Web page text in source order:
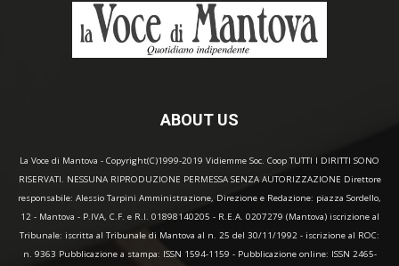
ABOUT US
La Voce di Mantova - Copyright(C)1999-2019 Vidiemme Soc. Coop TUTTI I DIRITTI SONO
RISERVATI. NESSUNA RIPRODUZIONE PERMESSA SENZA AUTORIZZAZIONE Direttore
responsabile: Alessio Tarpini Amministrazione, Direzione e Redazione: piazza Sordello,
12 - Mantova - P.IVA, C.F. e R.I. 01898140205 - R.E.A. 0207279 (Mantova) iscrizione al
Tribunale: iscritta al Tribunale di Mantova al n. 25 del 30/11/1992 - iscrizione al ROC:
n. 9363 Pubblicazione a stampa: ISSN 1594-1159 - Pubblicazione online: ISSN 2465-